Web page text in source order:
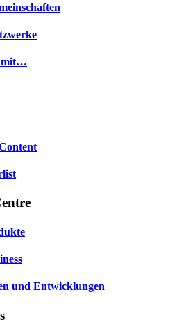
mit…
und Entwicklungen